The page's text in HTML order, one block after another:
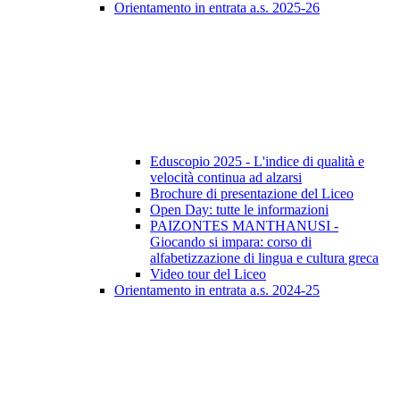
Orientamento in entrata a.s. 2025-26
Eduscopio 2025 - L'indice di qualità e
velocità continua ad alzarsi
Brochure di presentazione del Liceo
Open Day: tutte le informazioni
PAIZONTES MANTHANUSI -
Giocando si impara: corso di
alfabetizzazione di lingua e cultura greca
Video tour del Liceo
Orientamento in entrata a.s. 2024-25